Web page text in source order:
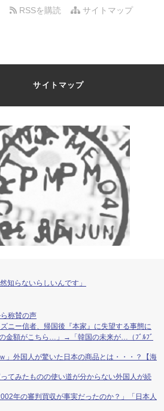
サイトマップ
RSSを購読
サイトマップ
知らないらしいんです」
称賛の声
ニー信者、帰国後『本家』に失望する事態に
金額がこちら…」→「韓国の未来が…（ﾌﾞﾙﾌﾞ
」外国人が驚いた日本の商品とは・・・？【海
てみたものの使い道が分からない外国人が続
年の審判買収が事実だったのか？」「日本人